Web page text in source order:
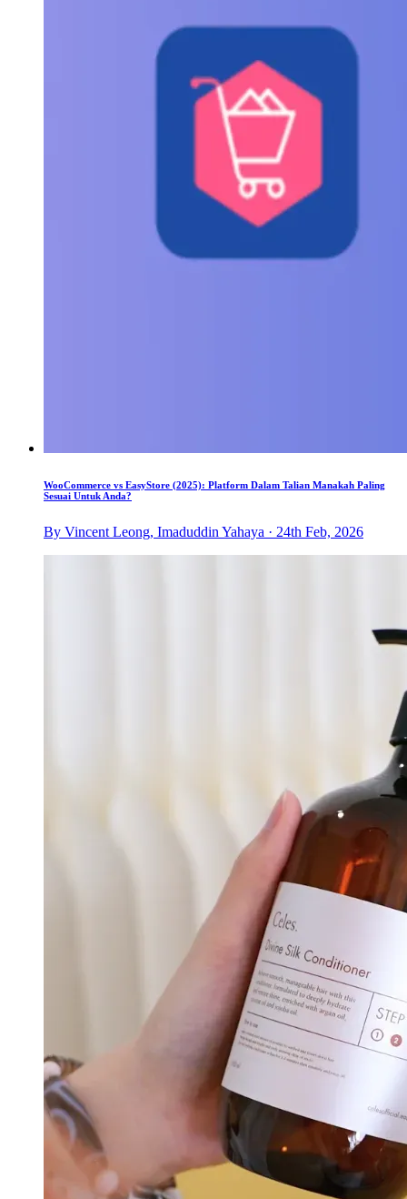
WooCommerce vs EasyStore (2025): Platform Dalam Talian Manakah Paling
Sesuai Untuk Anda?
By Vincent Leong, Imaduddin Yahaya · 24th Feb, 2026